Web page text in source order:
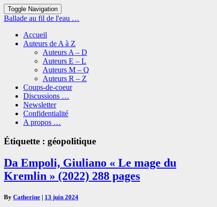
Toggle Navigation
Ballade au fil de l'eau …
Accueil
Auteurs de A à Z
Auteurs A – D
Auteurs E – L
Auteurs M – Q
Auteurs R – Z
Coups-de-coeur
Discussions …
Newsletter
Confidentialité
A propos …
Étiquette : géopolitique
Da
Empoli,
Giuliano
mage
Da Empoli, Giuliano « Le mage du
Kremlin » (2022) 288 pages
By Catherine | 13 juin 2024